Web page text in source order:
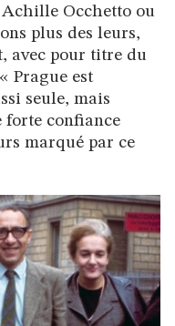
Occhetto ou
plus des leurs,
avec pour titre du
Prague est
seule, mais
forte confiance
marqué par ce